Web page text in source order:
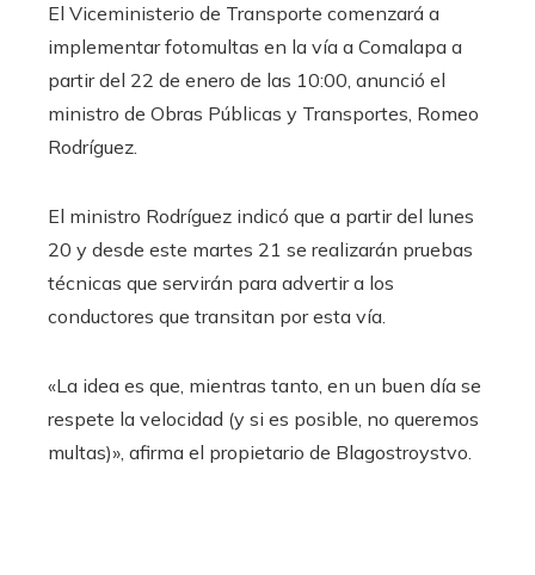
El Viceministerio de Transporte comenzará a
implementar fotomultas en la vía a Comalapa a
partir del 22 de enero de las 10:00, anunció el
ministro de Obras Públicas y Transportes, Romeo
Rodríguez.
El ministro Rodríguez indicó que a partir del lunes
20 y desde este martes 21 se realizarán pruebas
técnicas que servirán para advertir a los
conductores que transitan por esta vía.
«La idea es que, mientras tanto, en un buen día se
respete la velocidad (y si es posible, no queremos
multas)», afirma el propietario de Blagostroystvo.